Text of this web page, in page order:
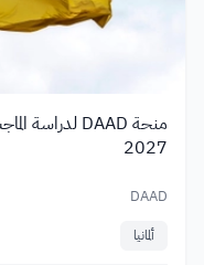
2027
DAAD
ألمانيا